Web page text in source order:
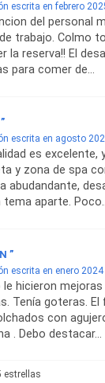
escrita en febrero
del personal
trabajo. Colmo
la reserva!! El
para comer de...
escrita en agosto
es excelente,
y zona de spa
abudandante,
aparte.
”
escrita en enero 2024
le hicieron
Tenía goteras. El
con
. Debo destacar...